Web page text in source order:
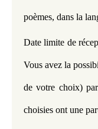
poèmes, dans la
Date limite de
Vous avez la
de votre choix)
choisies ont une